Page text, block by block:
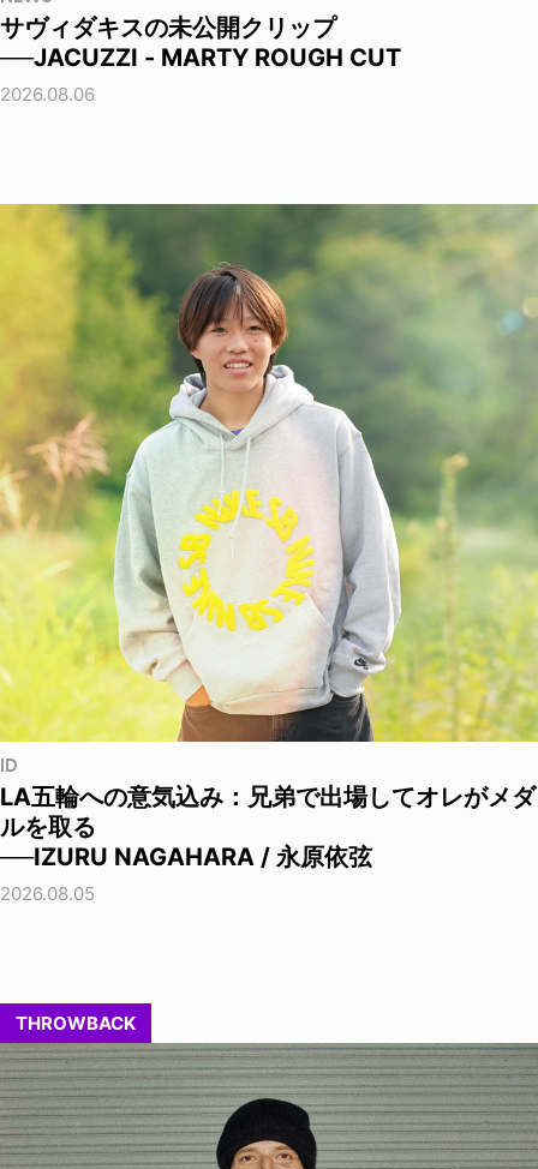
サヴィダキスの未公開クリップ
──JACUZZI - MARTY ROUGH CUT
2026.08.06
ID
LA五輪への意気込み：兄弟で出場してオレがメダ
ルを取る
──IZURU NAGAHARA / 永原依弦
2026.08.05
THROWBACK